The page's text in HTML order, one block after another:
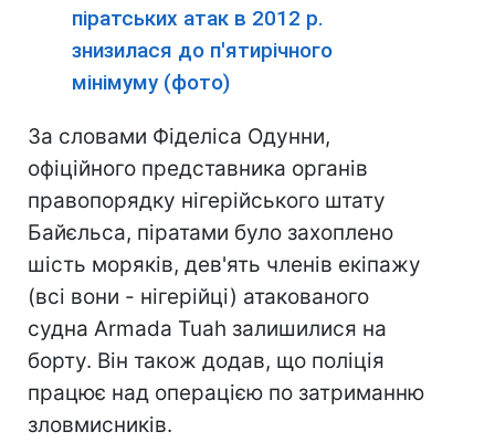
піратських атак в 2012 р.
знизилася до п'ятирічного
мінімуму (фото)
За словами Фіделіса Одунни,
офіційного представника органів
правопорядку нігерійського штату
Байєльса, піратами було захоплено
шість моряків, дев'ять членів екіпажу
(всі вони - нігерійці) атакованого
судна Armada Tuah залишилися на
борту. Він також додав, що поліція
працює над операцією по затриманню
зловмисників.